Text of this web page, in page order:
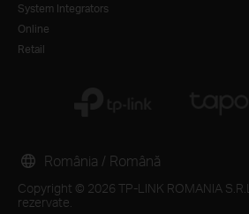
System Integrators
Online
Retail
Copyright © 2026 TP-LINK ROMANIA
rezervate.
România / Română